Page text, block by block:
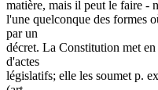
matière, mais il peut le faire -
l'une quelconque des formes
par un
décret. La Constitution met
d'actes
législatifs; elle les soumet p.